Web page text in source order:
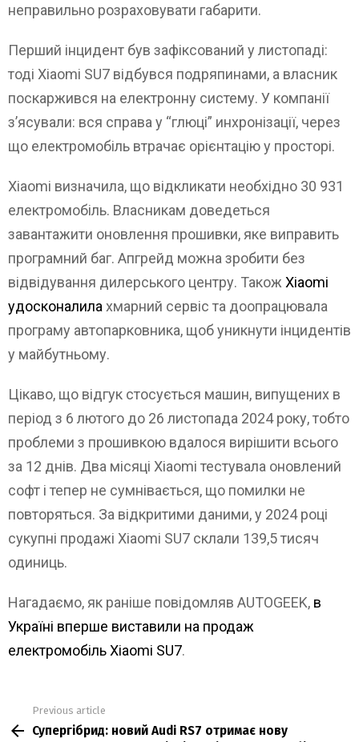
неправильно розраховувати габарити.
Перший інцидент був зафіксований у листопаді:
тоді Xiaomi SU7 відбувся подряпинами, а власник
поскаржився на електронну систему. У компанії
з’ясували: вся справа у “глюці” инхронізації, через
що електромобіль втрачає орієнтацію у просторі.
Xiaomi визначила, що відкликати необхідно 30 931
електромобіль. Власникам доведеться
завантажити оновлення прошивки, яке виправить
програмний баг. Апгрейд можна зробити без
відвідування дилерського центру. Також Xiaomi
удосконалила хмарний сервіс та доопрацювала
програму автопарковника, щоб уникнути інцидентів
у майбутньому.
Цікаво, що відгук стосується машин, випущених в
період з 6 лютого до 26 листопада 2024 року, тобто
проблеми з прошивкою вдалося вирішити всього
за 12 днів. Два місяці Xiaomi тестувала оновлений
софт і тепер не сумнівається, що помилки не
повторяться. За відкритими даними, у 2024 році
сукупні продажі Xiaomi SU7 склали 139,5 тисяч
одиниць.
Нагадаємо, як раніше повідомляв AUTOGEEK, в
Україні вперше виставили на продаж
електромобіль Xiaomi SU7.
more
Previous article
Супергібрид: новий Audi RS7 отримає нову